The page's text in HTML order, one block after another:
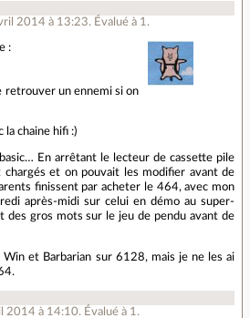
2014 à 13:23. Évalué à 1 .
:
retrouver un ennemi si on
la chaine hifi :)
En arrêtant le lecteur de cassette pile
et on pouvait les modifier avant de
finissent par acheter le 464, avec mon
après-midi sur celui en démo au super-
des gros mots sur le jeu de pendu avant de
et Barbarian sur 6128, mais je ne les ai
2014 à 14:10. Évalué à 1 .